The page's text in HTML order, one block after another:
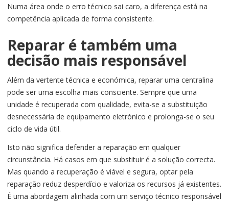
Numa área onde o erro técnico sai caro, a diferença está na
competência aplicada de forma consistente.
Reparar é também uma
decisão mais responsável
Além da vertente técnica e económica, reparar uma centralina
pode ser uma escolha mais consciente. Sempre que uma
unidade é recuperada com qualidade, evita-se a substituição
desnecessária de equipamento eletrónico e prolonga-se o seu
ciclo de vida útil.
Isto não significa defender a reparação em qualquer
circunstância. Há casos em que substituir é a solução correcta.
Mas quando a recuperação é viável e segura, optar pela
reparação reduz desperdício e valoriza os recursos já existentes.
É uma abordagem alinhada com um serviço técnico responsável